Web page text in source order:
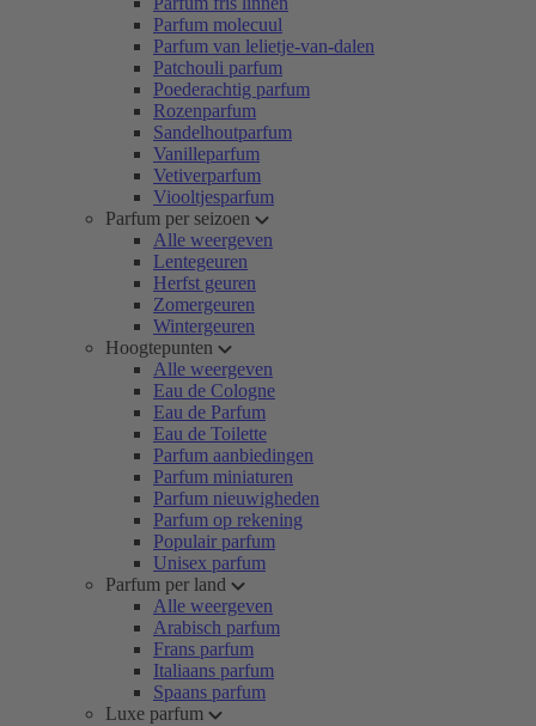
Parfum molecuul
Parfum van lelietje-van-dalen
Patchouli parfum
Poederachtig parfum
Rozenparfum
Sandelhoutparfum
Vanilleparfum
Vetiverparfum
Viooltjesparfum
Parfum per seizoen
Alle weergeven
Lentegeuren
Herfst geuren
Zomergeuren
Wintergeuren
Hoogtepunten
Alle weergeven
Eau de Cologne
Eau de Parfum
Eau de Toilette
Parfum aanbiedingen
Parfum miniaturen
Parfum nieuwigheden
Parfum op rekening
Populair parfum
Unisex parfum
Parfum per land
Alle weergeven
Arabisch parfum
Frans parfum
Italiaans parfum
Spaans parfum
Luxe parfum